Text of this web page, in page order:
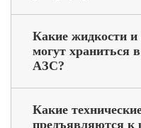
Какие жидкости и
могут храниться
АЗС?
Какие
предъявляются к